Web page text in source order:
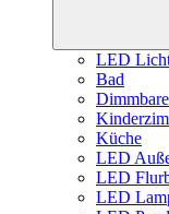
LED
Bad
Küche
LED
LED
LED